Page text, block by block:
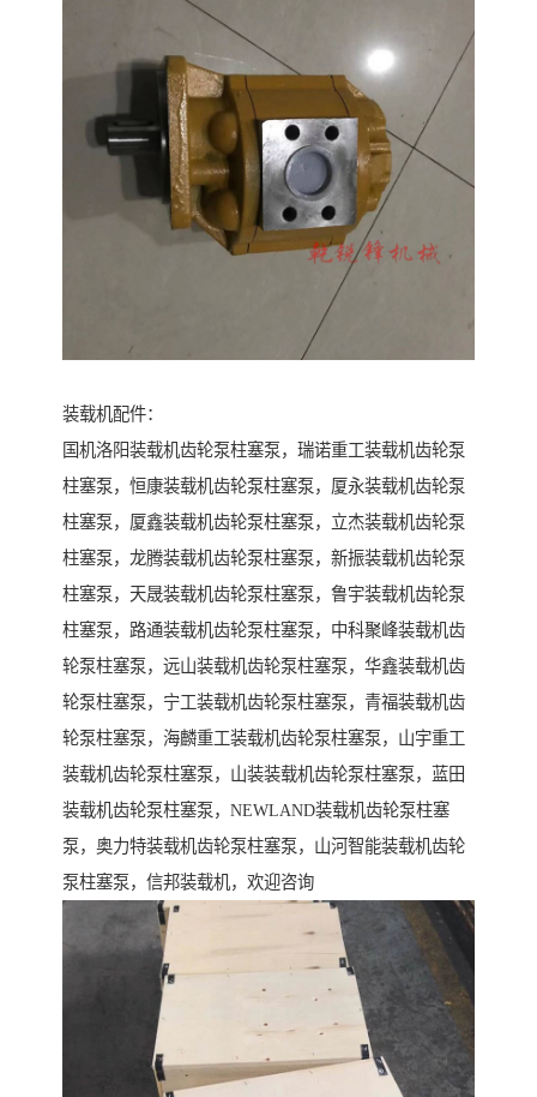
装载机配件：
国机洛阳装载机齿轮泵柱塞泵，瑞诺重工装载机齿轮泵
柱塞泵，恒康装载机齿轮泵柱塞泵，厦永装载机齿轮泵
柱塞泵，厦鑫装载机齿轮泵柱塞泵，立杰装载机齿轮泵
柱塞泵，龙腾装载机齿轮泵柱塞泵，新振装载机齿轮泵
柱塞泵，天晟装载机齿轮泵柱塞泵，鲁宇装载机齿轮泵
柱塞泵，路通装载机齿轮泵柱塞泵，中科聚峰装载机齿
轮泵柱塞泵，远山装载机齿轮泵柱塞泵，华鑫装载机齿
轮泵柱塞泵，宁工装载机齿轮泵柱塞泵，青福装载机齿
轮泵柱塞泵，海麟重工装载机齿轮泵柱塞泵，山宇重工
装载机齿轮泵柱塞泵，山装装载机齿轮泵柱塞泵，蓝田
装载机齿轮泵柱塞泵，NEWLAND装载机齿轮泵柱塞
泵，奥力特装载机齿轮泵柱塞泵，山河智能装载机齿轮
泵柱塞泵，信邦装载机，欢迎咨询